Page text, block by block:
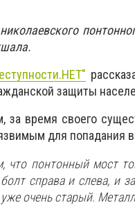
защиты
за время своего
для попадания
что понтонный мост
справа и слева, и
уже очень старый.